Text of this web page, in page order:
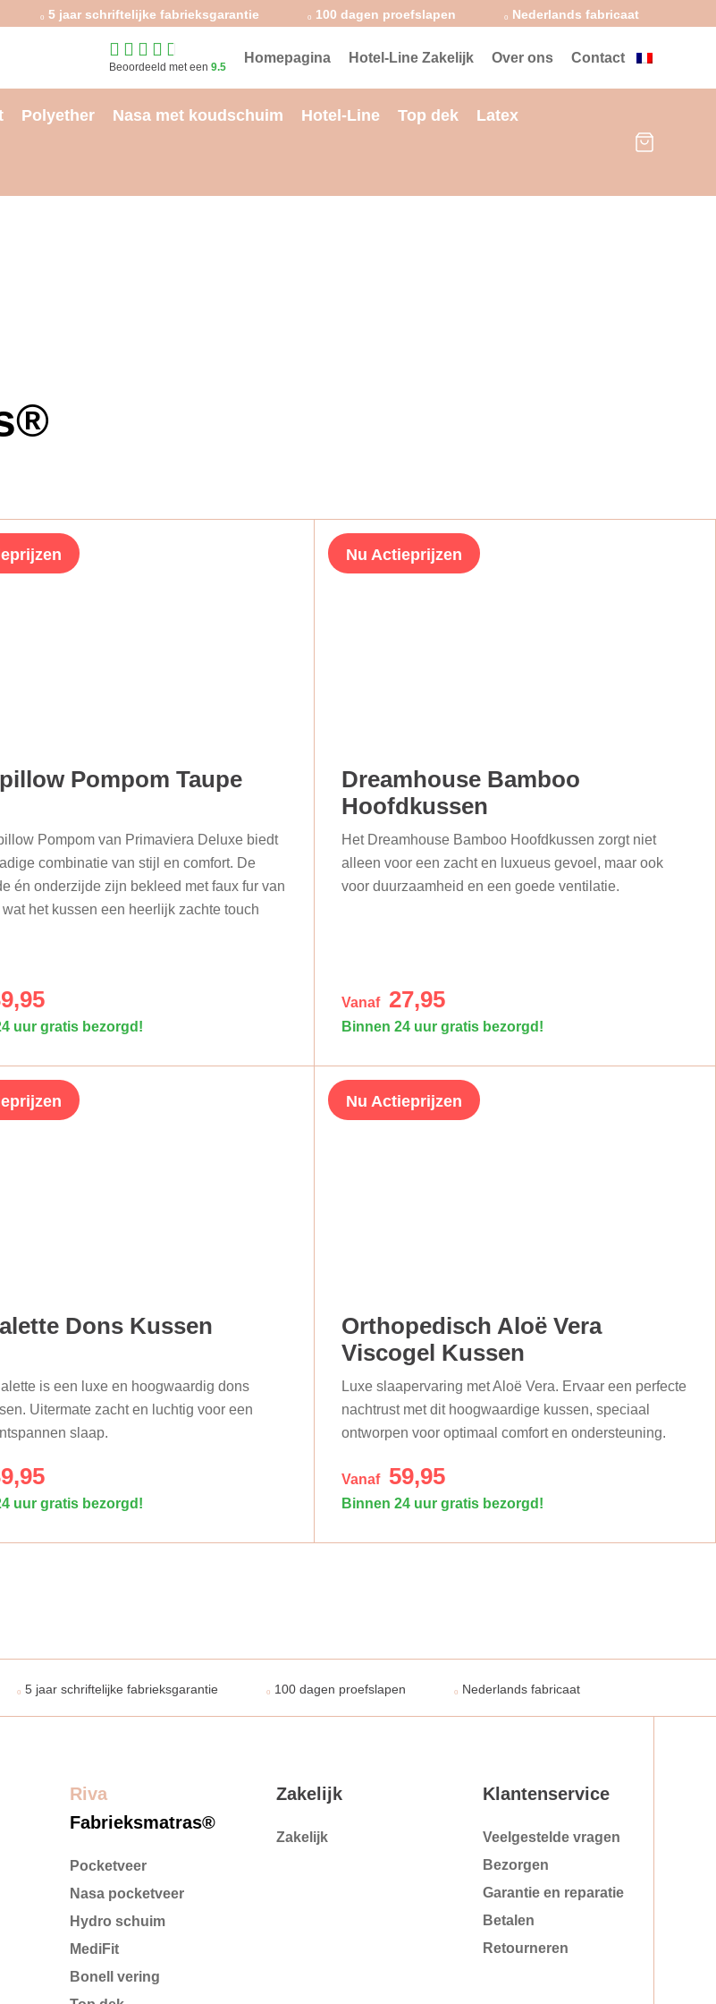
5 jaar schriftelijke fabrieksgarantie 100 dagen proefslapen Nederlands fabricaat
Beoordeeld met een 9.5
Homepagina Hotel-Line Zakelijk Over ons Contact
Polyether Nasa met koudschuim Hotel-Line Top dek Latex
Pompom Taupe
Pompom van Primaviera Deluxe biedt
combinatie van stijl en comfort. De
én onderzijde zijn bekleed met faux fur van
wat het kussen een heerlijk zachte touch
uur gratis bezorgd!
Nu Actieprijzen
Dreamhouse Bamboo
Hoofdkussen
Het Dreamhouse Bamboo Hoofdkussen zorgt niet
alleen voor een zacht en luxueus gevoel, maar ook
voor duurzaamheid en een goede ventilatie.
Vanaf 27,95
Binnen 24 uur gratis bezorgd!
Dons Kussen
is een luxe en hoogwaardig dons
Uitermate zacht en luchtig voor een
slaap.
uur gratis bezorgd!
Nu Actieprijzen
Orthopedisch Aloë Vera
Viscogel Kussen
Luxe slaapervaring met Aloë Vera. Ervaar een perfecte
nachtrust met dit hoogwaardige kussen, speciaal
ontworpen voor optimaal comfort en ondersteuning.
Vanaf 59,95
Binnen 24 uur gratis bezorgd!
5 jaar schriftelijke fabrieksgarantie 100 dagen proefslapen Nederlands fabricaat
Riva
Fabrieksmatras®
Pocketveer
Nasa pocketveer
Hydro schuim
MediFit
Bonell vering
Zakelijk
Zakelijk
Klantenservice
Veelgestelde vragen
Bezorgen
Garantie en reparatie
Betalen
Retourneren